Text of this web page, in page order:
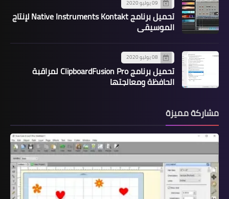
09 يوليو 2020
تحميل برنامج Native Instruments Kontakt لإنتاج
الموسيقى
08 يوليو 2020
تحميل برنامج ClipboardFusion Pro لمراقبة
الحافظة ومعالجتها
مشاركة مميزة